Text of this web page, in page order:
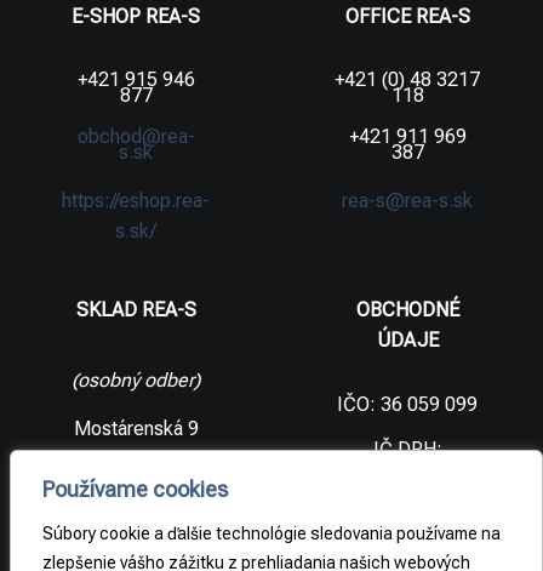
Používame cookies
Súbory cookie a ďalšie technológie sledovania používame na
zlepšenie vášho zážitku z prehliadania našich webových
E-SHOP REA-S
+421 915 946
877
obchod@rea-
s.sk
https://eshop.rea-
s.sk/
OFFICE REA-S
+421 (0) 48 3217
118
+421 911 969
387
rea-s@rea-s.sk
SKLAD REA-S
(osobný odber)
Mostárenská 9
republika
OBCHODNÉ
ÚDAJE
IČO: 36 059 099
IČ DPH:
2021733065